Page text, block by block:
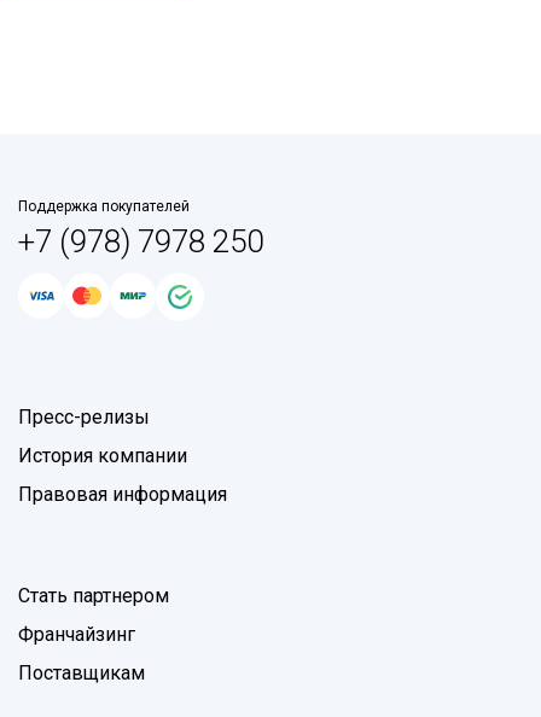
Поддержка покупателей
+7 (978) 7978 250
Пресс-релизы
История компании
Правовая информация
Стать партнером
Франчайзинг
Поставщикам